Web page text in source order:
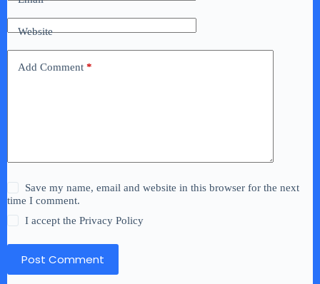
Website
Add Comment *
Save my name, email and website in this browser for the next
time I comment.
I accept thePrivacy Policy
Post Comment